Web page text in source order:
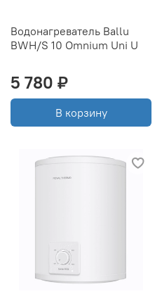
Водонагреватель Ballu
BWH/S 10 Omnium Uni U
5 780 ₽
В корзину